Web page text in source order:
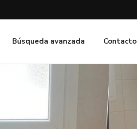
Búsqueda avanzada Contacto